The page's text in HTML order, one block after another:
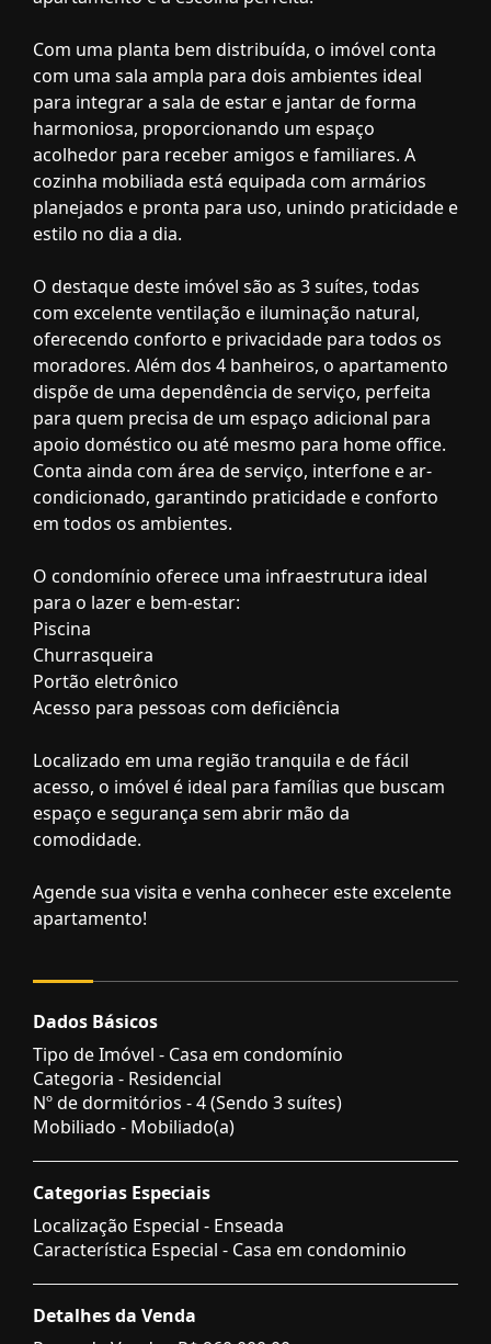
Com uma planta bem distribuída, o imóvel conta
com uma sala ampla para dois ambientes ideal
para integrar a sala de estar e jantar de forma
harmoniosa, proporcionando um espaço
acolhedor para receber amigos e familiares. A
cozinha mobiliada está equipada com armários
planejados e pronta para uso, unindo praticidade e
estilo no dia a dia.
O destaque deste imóvel são as 3 suítes, todas
com excelente ventilação e iluminação natural,
oferecendo conforto e privacidade para todos os
moradores. Além dos 4 banheiros, o apartamento
dispõe de uma dependência de serviço, perfeita
para quem precisa de um espaço adicional para
apoio doméstico ou até mesmo para home office.
Conta ainda com área de serviço, interfone e ar-
condicionado, garantindo praticidade e conforto
em todos os ambientes.
O condomínio oferece uma infraestrutura ideal
para o lazer e bem-estar:
Piscina
Churrasqueira
Portão eletrônico
Acesso para pessoas com deficiência
Localizado em uma região tranquila e de fácil
acesso, o imóvel é ideal para famílias que buscam
espaço e segurança sem abrir mão da
comodidade.
Agende sua visita e venha conhecer este excelente
apartamento!
Dados Básicos
Tipo de Imóvel - Casa em condomínio
Categoria - Residencial
Nº de dormitórios - 4 (Sendo 3 suítes)
Mobiliado - Mobiliado(a)
Categorias Especiais
Localização Especial - Enseada
Característica Especial - Casa em condominio
Detalhes da Venda